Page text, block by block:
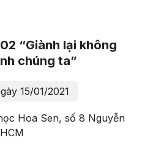
“Giành lại không
chúng ta”
15/01/2021
Hoa Sen, số 8 Nguyễn